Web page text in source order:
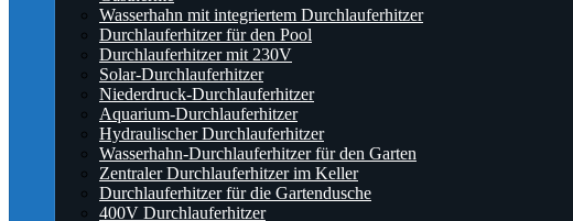
Wasserhahn mit integriertem Durchlauferhitzer
Durchlauferhitzer für den Pool
Durchlauferhitzer mit 230V
Solar-Durchlauferhitzer
Niederdruck-Durchlauferhitzer
Aquarium-Durchlauferhitzer
Hydraulischer Durchlauferhitzer
Wasserhahn-Durchlauferhitzer für den Garten
Zentraler Durchlauferhitzer im Keller
Durchlauferhitzer für die Gartendusche
400V Durchlauferhitzer